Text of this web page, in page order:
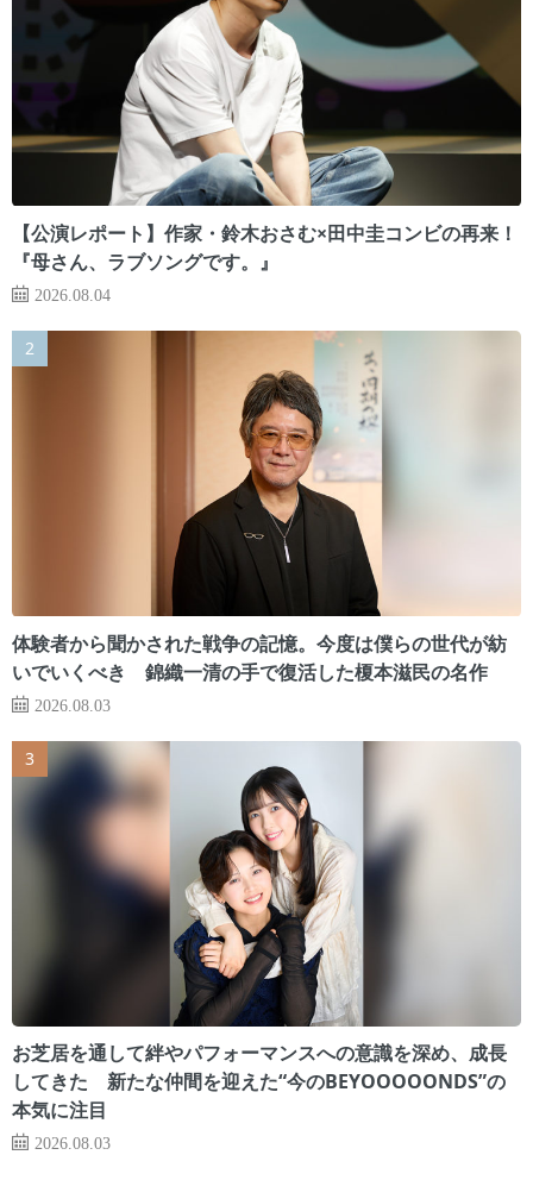
【公演レポート】作家・鈴木おさむ×田中圭コンビの再来！
『母さん、ラブソングです。』
2026.08.04
体験者から聞かされた戦争の記憶。今度は僕らの世代が紡
いでいくべき 錦織一清の手で復活した榎本滋民の名作
2026.08.03
お芝居を通して絆やパフォーマンスへの意識を深め、成長
してきた 新たな仲間を迎えた“今のBEYOOOOONDS”の
本気に注目
2026.08.03